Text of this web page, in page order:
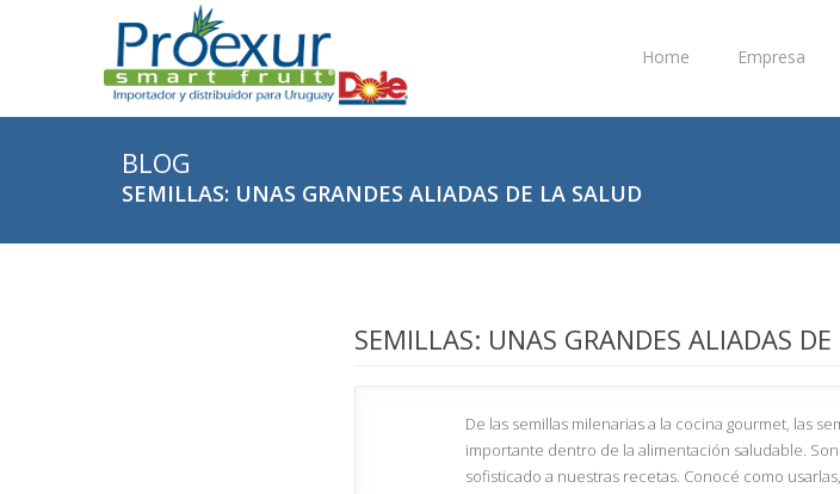
Home Empresa
BLOG
SEMILLAS: UNAS GRANDES ALIADAS DE LA SALUD
SEMILLAS: UNAS GRANDES ALIADAS
De las semillas milenarias a la cocina gourmet, las
importante dentro de la alimentación saludable.
sofisticado a nuestras recetas. Conocé como